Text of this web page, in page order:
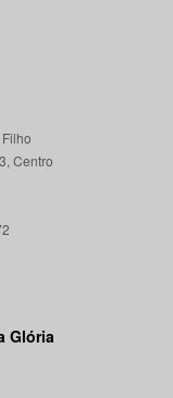
Centro
Glória